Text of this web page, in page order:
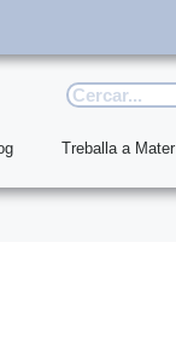
Treballa a Mater